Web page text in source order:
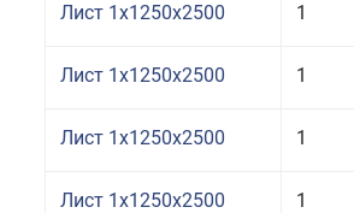
Лист 1x1250x2500 1
Лист 1x1250x2500 1
Лист 1x1250x2500 1
Лист 1x1250x2500 1